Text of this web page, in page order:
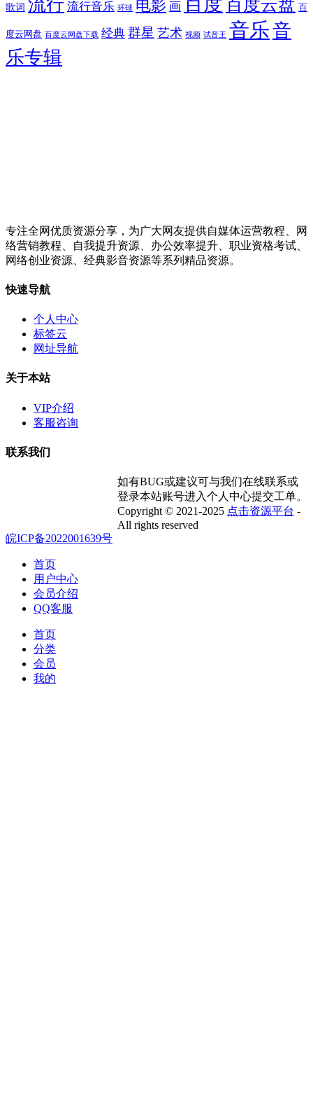
歌词 流行 流行音乐 环球 电影 画 百
度云网盘 百度云网盘下载 经典 群星 艺术 视频 试音王 音乐音
乐专辑
专注全网优质资源分享，为广大网友提供自媒体运营教程、网
络营销教程、自我提升资源、办公效率提升、职业资格考试、
网络创业资源、经典影音资源等系列精品资源。
快速导航
个人中心
标签云
网址导航
关于本站
VIP介绍
客服咨询
联系我们
如有BUG或建议可与我们在线联系或
登录本站账号进入个人中心提交工单。
Copyright © 2021-2025 点击资源平台 -
All rights reserved
皖ICP备2022001639号
首页
用户中心
会员介绍
QQ客服
首页
分类
会员
我的